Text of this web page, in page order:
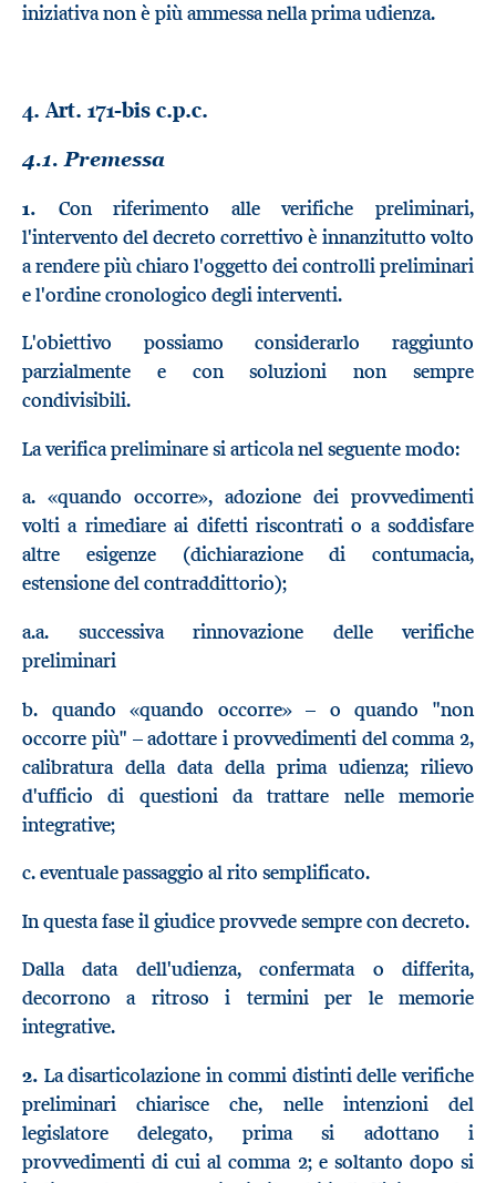
iniziativa non è più ammessa nella prima udienza.
4. Art. 171-bis c.p.c.
4.1. Premessa
1. Con riferimento alle verifiche preliminari,
l'intervento del decreto correttivo è innanzitutto volto
a rendere più chiaro l'oggetto dei controlli preliminari
e l'ordine cronologico degli interventi.
L'obiettivo possiamo considerarlo raggiunto
parzialmente e con soluzioni non sempre
condivisibili.
La verifica preliminare si articola nel seguente modo:
a. «quando occorre», adozione dei provvedimenti
volti a rimediare ai difetti riscontrati o a soddisfare
altre esigenze (dichiarazione di contumacia,
estensione del contraddittorio);
a.a. successiva rinnovazione delle verifiche
preliminari
b. quando «quando occorre» – o quando "non
occorre più" – adottare i provvedimenti del comma 2,
calibratura della data della prima udienza; rilievo
d'ufficio di questioni da trattare nelle memorie
integrative;
c. eventuale passaggio al rito semplificato.
In questa fase il giudice provvede sempre con decreto.
Dalla data dell'udienza, confermata o differita,
decorrono a ritroso i termini per le memorie
integrative.
2. La disarticolazione in commi distinti delle verifiche
preliminari chiarisce che, nelle intenzioni del
legislatore delegato, prima si adottano i
provvedimenti di cui al comma 2; e soltanto dopo si